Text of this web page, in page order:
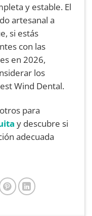
y estable. El
artesanal a
si estás
con las
en 2026,
los
Wind Dental.
para
y descubre si
adecuada